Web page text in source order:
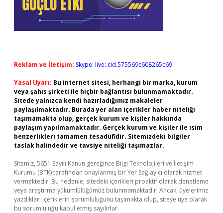
Reklam ve İletişim: Skype: live:.cid.575569c608265c69
Yasal Uyarı: Bu internet sitesi, herhangi bir marka, kurum
veya şahıs şirketi ile hiçbir bağlantısı bulunmamaktadır.
Sitede yalnızca kendi hazırladığımız makaleler
paylaşılmaktadır. Burada yer alan içerikler haber niteliği
taşımamakta olup, gerçek kurum ve kişiler hakkında
paylaşım yapılmamaktadır. Gerçek kurum ve kişiler ile isim
benzerlikleri tamamen tesadüfidir. Sitemizdeki bilgiler
taslak halindedir ve tavsiye niteliği taşımazlar.
Sitemiz, 5651 Sayılı Kanun gereğince Bilgi Teknolojileri ve İletişim
Kurumu (BTK) tarafından onaylanmış bir Yer Sağlayıcı olarak hizmet
vermektedir. Bu nedenle, sitedeki içerikleri proaktif olarak denetleme
veya araştırma yükümlülüğümüz bulunmamaktadır. Ancak, üyelerimiz
yazdıkları içeriklerin sorumluluğunu taşımakta olup, siteye üye olarak
bu sorumluluğu kabul etmiş sayılırlar.